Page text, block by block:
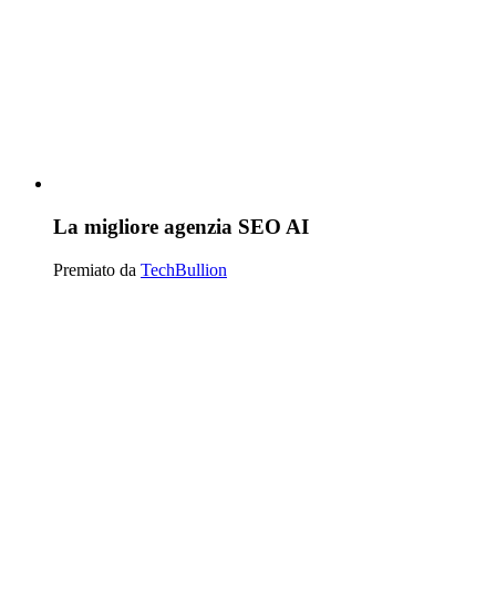
La migliore agenzia SEO AI
Premiato da TechBullion